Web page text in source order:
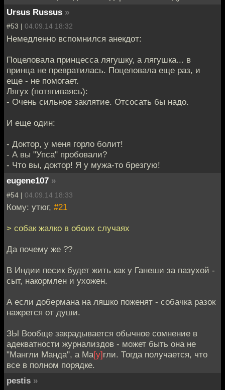
Ursus Russus »
#53 | 04.09.14 18:32
Немедленно вспомнился анекдот:
Поцеловала принцесса лягушку, а лягушка... в
принца не превратилась. Поцеловала еще раз, и
еще - не помогает.
Лягух (потягиваясь):
- Очень сильное заклятие. Отсосать бы надо.
И еще один:
- Доктор, у меня горло болит!
- А вы "Упса" пробовали?
- Что вы, доктор! Я у мужа-то брезгую!
eugene107 »
#54 | 04.09.14 18:33
Кому: утюг, #21
> собак жалко в обоих случаях
Да почему же ??
В Индии песик будет жить как у Ганеши за пазухой -
сыт, накормлен и ухожен.
А если добермана на ляшко поженят - собачка разок
нажрется от души.
ЗЫ Вообще закрадывается обычное сомнение в
адекватности журнализдов - может быть она не
"Мангли Манда", а Ма[у]гли. Тогда получается, что
все в полном порядке.
pestis »